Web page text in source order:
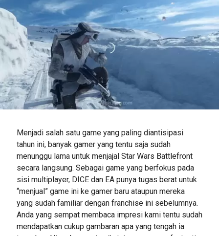
Menjadi salah satu game yang paling diantisipasi
tahun ini, banyak gamer yang tentu saja sudah
menunggu lama untuk menjajal Star Wars Battlefront
secara langsung. Sebagai game yang berfokus pada
sisi multiplayer, DICE dan EA punya tugas berat untuk
“menjual” game ini ke gamer baru ataupun mereka
yang sudah familiar dengan franchise ini sebelumnya.
Anda yang sempat membaca impresi kami tentu sudah
mendapatkan cukup gambaran apa yang tengah ia